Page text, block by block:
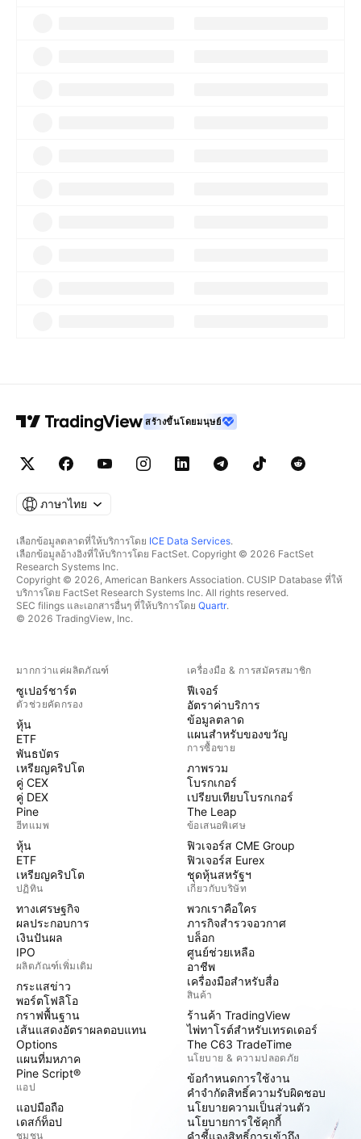
สร้างขึ้นโดยมนุษย์
ภาษาไทย
เลือกข้อมูลตลาดที่ให้บริการโดย ICE Data Services.
เลือกข้อมูลอ้างอิงที่ให้บริการโดย FactSet. Copyright © 2026 FactSet
Research Systems Inc.
Copyright © 2026, American Bankers Association. CUSIP Database ที่ให้
บริการโดย FactSet Research Systems Inc. All rights reserved.
SEC filings และเอกสารอื่นๆ ที่ให้บริการโดย Quartr.
© 2026 TradingView, Inc.
มากกว่าแค่ผลิตภัณฑ์
ซูเปอร์ชาร์ต
ตัวช่วยคัดกรอง
หุ้น
ETF
พันธบัตร
เหรียญคริปโต
คู่ CEX
คู่ DEX
Pine
ฮีทแมพ
หุ้น
ETF
เหรียญคริปโต
ปฏิทิน
ทางเศรษฐกิจ
ผลประกอบการ
เงินปันผล
IPO
ผลิตภัณฑ์เพิ่มเติม
กระแสข่าว
พอร์ตโฟลิโอ
กราฟพื้นฐาน
เส้นแสดงอัตราผลตอบแทน
Options
แผนที่มหภาค
Pine Script®
แอป
แอปมือถือ
เดสก์ท็อป
ชุมชน
เครื่องมือ & การสมัครสมาชิก
ฟีเจอร์
อัตราค่าบริการ
ข้อมูลตลาด
แผนสำหรับของขวัญ
การซื้อขาย
ภาพรวม
โบรกเกอร์
เปรียบเทียบโบรกเกอร์
The Leap
ข้อเสนอพิเศษ
ฟิวเจอร์ส CME Group
ฟิวเจอร์ส Eurex
ชุดหุ้นสหรัฐฯ
เกี่ยวกับบริษัท
พวกเราคือใคร
ภารกิจสำรวจอวกาศ
บล็อก
ศูนย์ช่วยเหลือ
อาชีพ
เครื่องมือสำหรับสื่อ
สินค้า
ร้านค้า TradingView
ไพ่ทาโรต์สำหรับเทรดเดอร์
The C63 TradeTime
นโยบาย & ความปลอดภัย
ข้อกำหนดการใช้งาน
คำจำกัดสิทธิ์ความรับผิดชอบ
นโยบายความเป็นส่วนตัว
นโยบายการใช้คุกกี้
คำชี้แจงสิทธิ์การเข้าถึง